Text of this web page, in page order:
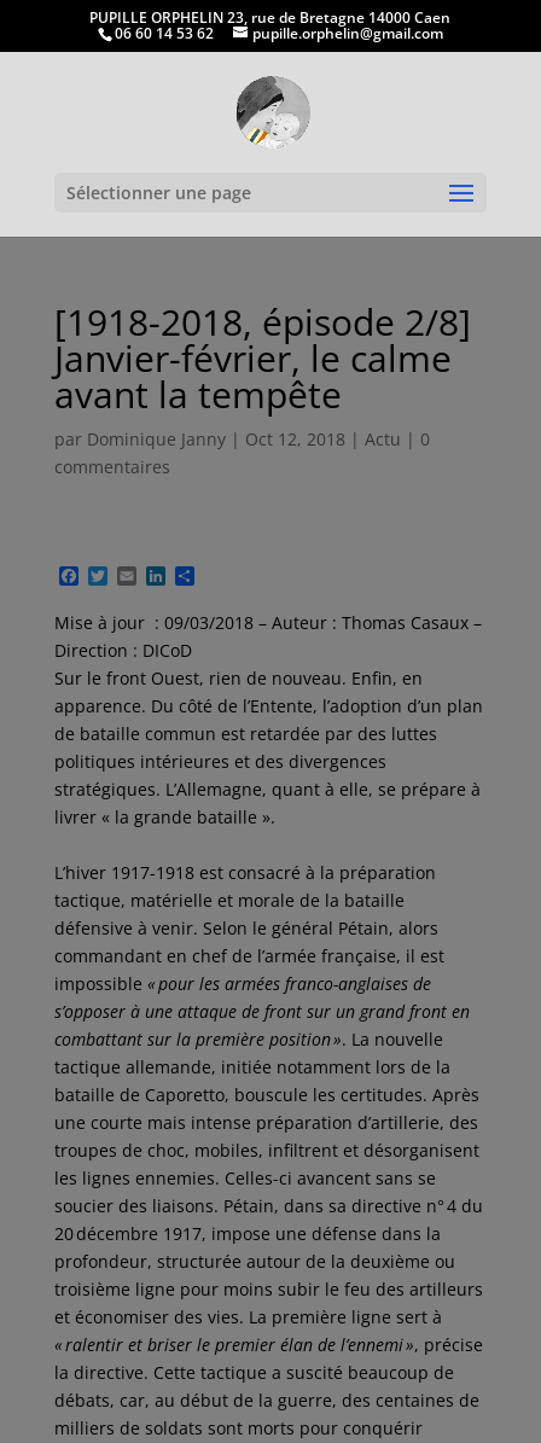
PUPILLE ORPHELIN 23, rue de Bretagne 14000 Caen
06 60 14 53 62 pupille.orphelin@gmail.com
Sélectionner une page
[1918-2018, épisode 2/8]
Janvier-février, le calme
avant la tempête
par Dominique Janny| Oct 12, 2018 | Actu | 0
commentaires
F
c
e
b
o
o
k
T
t
t
e
r
E
a
i
l
L
n
k
e
d
I
n
P
r
t
g
e
r
Mise à jour : 09/03/2018 – Auteur : Thomas Casaux –
Direction : DICoD
Sur le front Ouest, rien de nouveau. Enfin, en
apparence. Du côté de l’Entente, l’adoption d’un plan
de bataille commun est retardée par des luttes
politiques intérieures et des divergences
stratégiques. L’Allemagne, quant à elle, se prépare à
livrer « la grande bataille ».
L’hiver 1917-1918 est consacré à la préparation
tactique, matérielle et morale de la bataille
défensive à venir. Selon le général Pétain, alors
commandant en chef de l’armée française, il est
impossible « pour les armées franco-anglaises de
s’opposer à une attaque de front sur un grand front en
combattant sur la première position ». La nouvelle
tactique allemande, initiée notamment lors de la
bataille de Caporetto, bouscule les certitudes. Après
une courte mais intense préparation d’artillerie, des
troupes de choc, mobiles, infiltrent et désorganisent
les lignes ennemies. Celles-ci avancent sans se
soucier des liaisons. Pétain, dans sa directive n° 4 du
20 décembre 1917, impose une défense dans la
profondeur, structurée autour de la deuxième ou
troisième ligne pour moins subir le feu des artilleurs
et économiser des vies. La première ligne sert à
« ralentir et briser le premier élan de l’ennemi », précise
la directive. Cette tactique a suscité beaucoup de
débats, car, au début de la guerre, des centaines de
milliers de soldats sont morts pour conquérir